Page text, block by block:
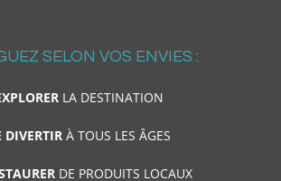
SELON VOS ENVIES :
LA DESTINATION
DIVERTIRÀ TOUS LES ÂGES
DE PRODUITS LOCAUX